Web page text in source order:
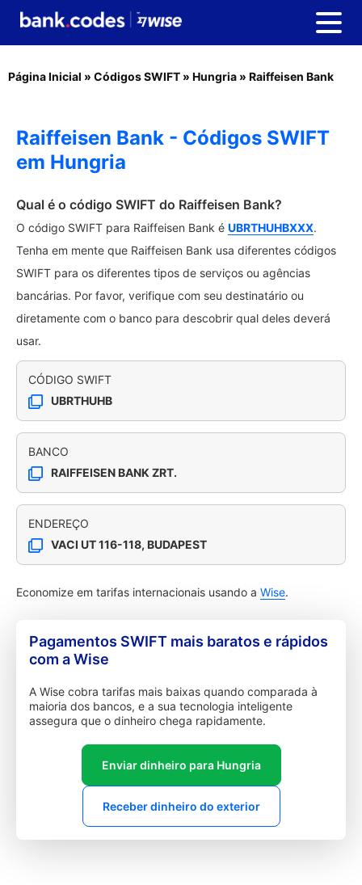
Página Inicial » Códigos SWIFT » Hungria » Raiffeisen Bank
Raiffeisen Bank - Códigos SWIFT
em Hungria
Qual é o código SWIFT do Raiffeisen Bank?
O código SWIFT para Raiffeisen Bank é UBRTHUHBXXX.
Tenha em mente que Raiffeisen Bank usa diferentes códigos
SWIFT para os diferentes tipos de serviços ou agências
bancárias. Por favor, verifique com seu destinatário ou
diretamente com o banco para descobrir qual deles deverá
usar.
CÓDIGO SWIFT
UBRTHUHB
BANCO
RAIFFEISEN BANK ZRT.
ENDEREÇO
VACI UT 116-118, BUDAPEST
Economize em tarifas internacionais usando a Wise.
Pagamentos SWIFT mais baratos e rápidos
com a Wise
A Wise cobra tarifas mais baixas quando comparada à
maioria dos bancos, e a sua tecnologia inteligente
assegura que o dinheiro chega rapidamente.
Enviar dinheiro para Hungria
Receber dinheiro do exterior